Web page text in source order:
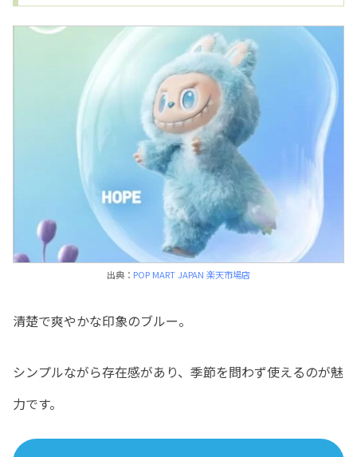
出典： POP MART JAPAN 楽天市場店
清楚で爽やかな印象のブルー。
シンプルながら存在感があり、季節を問わず使えるのが魅
力です。